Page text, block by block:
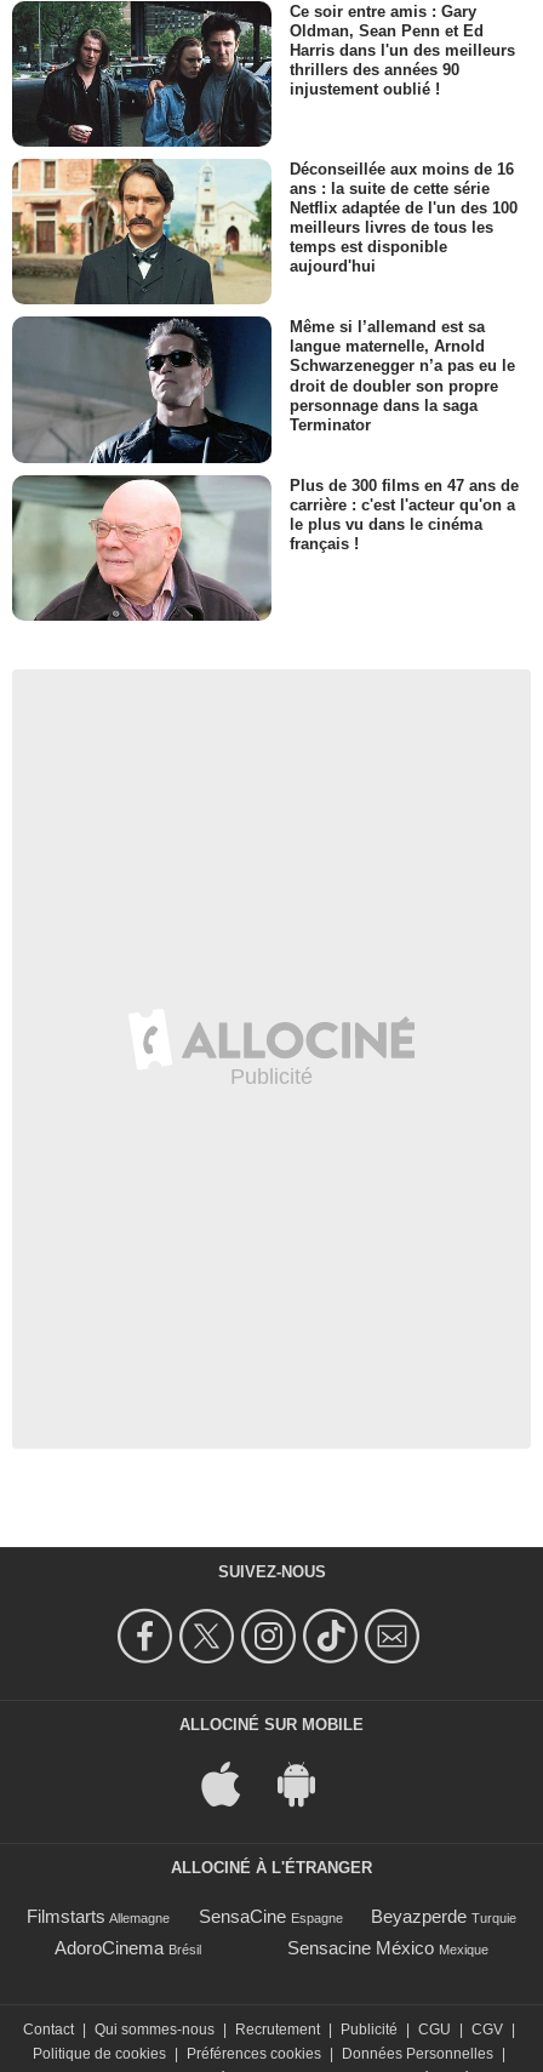
Ce soir entre amis : Gary
Oldman, Sean Penn et Ed
Harris dans l'un des meilleurs
thrillers des années 90
injustement oublié !
Déconseillée aux moins de 16
ans : la suite de cette série
Netflix adaptée de l'un des 100
meilleurs livres de tous les
temps est disponible
aujourd'hui
Même si l’allemand est sa
langue maternelle, Arnold
Schwarzenegger n’a pas eu le
droit de doubler son propre
personnage dans la saga
Terminator
Plus de 300 films en 47 ans de
carrière : c'est l'acteur qu'on a
le plus vu dans le cinéma
français !
SUIVEZ-NOUS
ALLOCINÉ SUR MOBILE
ALLOCINÉ À L'ÉTRANGER
Filmstarts Allemagne SensaCine Espagne Beyazperde Turquie
AdoroCinema Brésil Sensacine México Mexique
Contact Qui sommes-nous Recrutement Publicité CGU CGV
Politique de cookies
Préférences cookies Données Personnelles